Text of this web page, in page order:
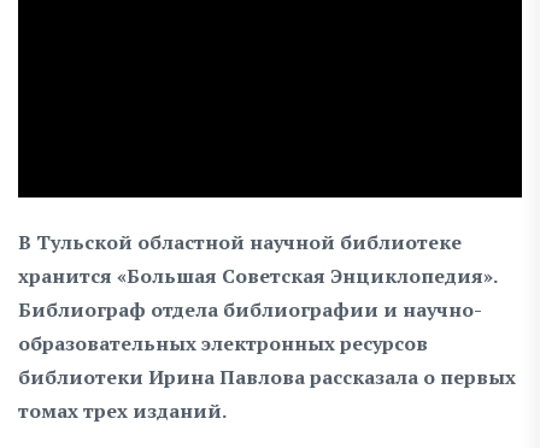
В Тульской областной научной библиотеке
хранится «Большая Советская Энциклопедия».
Библиограф отдела библиографии и научно-
образовательных электронных ресурсов
библиотеки Ирина Павлова рассказала о первых
томах трех изданий.